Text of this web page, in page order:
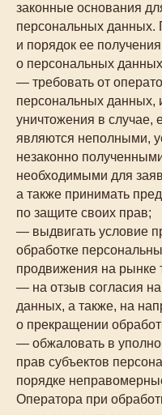
законные основания
персональных
и порядок ее
о персональных
— требовать от
персональных данных,
уничтожения в случае,
являются неполными,
незаконно
необходимыми для
а также принимать
по защите своих прав;
— выдвигать условие
обработке
продвижения на рынке
— на отзыв согласия
данных, а также, на
о прекращении
— обжаловать в
прав субъектов
порядке
Оператора при